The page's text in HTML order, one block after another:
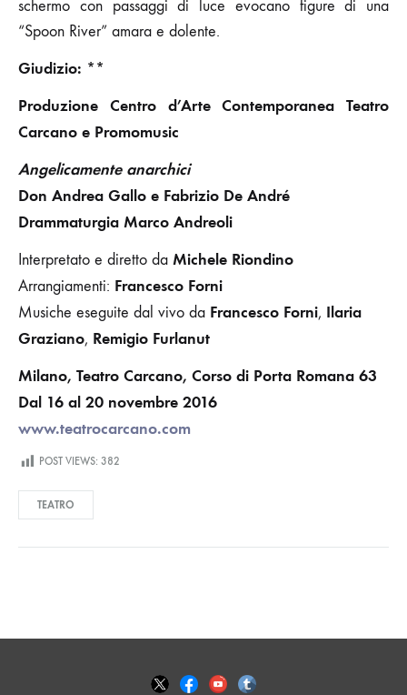
schermo con passaggi di luce evocano figure di una
“Spoon River” amara e dolente.
Giudizio: **
Produzione Centro d’Arte Contemporanea Teatro
Carcano e Promomusic
Angelicamente anarchici
Don Andrea Gallo e Fabrizio De André
Drammaturgia Marco Andreoli
Interpretato e diretto da Michele Riondino
Arrangiamenti: Francesco Forni
Musiche eseguite dal vivo da Francesco Forni, Ilaria
Graziano, Remigio Furlanut
Milano, Teatro Carcano, Corso di Porta Romana 63
Dal 16 al 20 novembre 2016
www.teatrocarcano.com
POST VIEWS: 382
TEATRO